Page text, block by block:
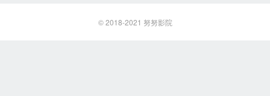
© 2018-2021 努努影院